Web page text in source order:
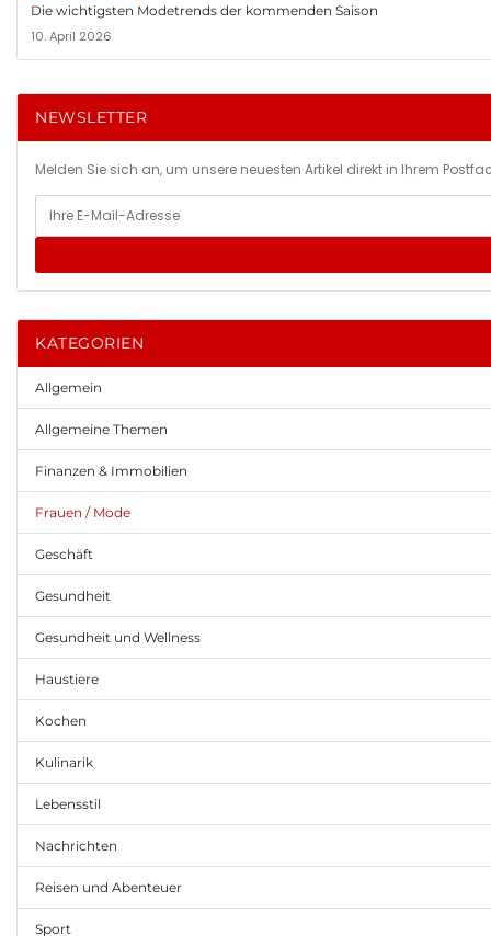
Die wichtigsten Modetrends der kommenden Saison
10. April 2026
NEWSLETTER
Melden Sie sich an, um unsere neuesten Artikel direkt in Ihrem
KATEGORIEN
Allgemein
Allgemeine Themen
Finanzen & Immobilien
Frauen / Mode
Geschäft
Gesundheit
Gesundheit und Wellness
Haustiere
Kochen
Kulinarik
Lebensstil
Nachrichten
Reisen und Abenteuer
Sport